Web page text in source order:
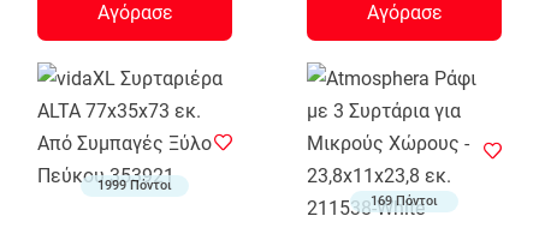
Αγόρασε Αγόρασε
1999 Πόντοι
169 Πόντοι